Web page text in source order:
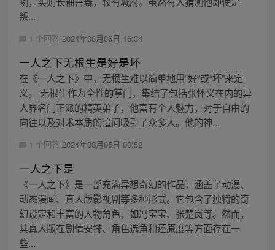
叛...
1 个回答 2024年08月06日 16:34
一人之下无根生是好是坏
在《一人之下》中，无根生难以简单地用“好”或“坏”来定
义。 无根生作为全性的掌门，集结了包括张怀义在内的异
人界名门正派的精英弟子，他富有个人魅力，对于自由的
向往以及对术本质的追问吸引了众多人。他的神...
1 个回答 2024年08月05日 00:52
一人之下是
《一人之下》是一部充满异想奇幻的作品，涵盖了动漫、
动态漫画、真人版影视剧等多种形式。它包含了独特的奇
幻设定和丰富的人物角色，如冯宝宝、张楚岚等。然而，
其真人版在剧情安排、角色选角和还原度等方面存在一
些...